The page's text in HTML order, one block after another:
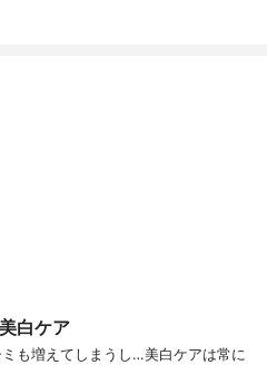
白ケア
も増えてしまうし…美白ケアは常に